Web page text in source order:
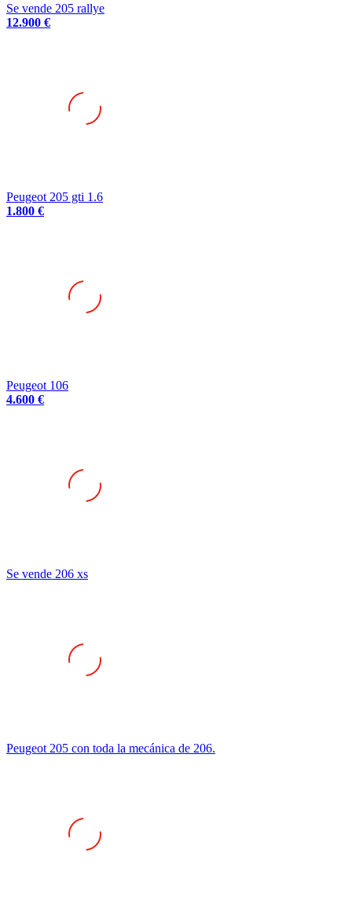
Se vende 205 rallye
12.900 €
Peugeot 205 gti 1.6
1.800 €
Peugeot 106
4.600 €
Se vende 206 xs
Peugeot 205 con toda la mecánica de 206.